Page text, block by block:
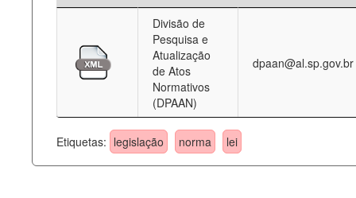
Divisão de
Pesquisa e
Atualização
de Atos
Normativos
(DPAAN)
dpaan@al.sp.gov.br
Etiquetas: legislação norma lei